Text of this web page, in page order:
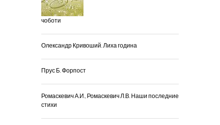
чоботи
Олександр Кривоший. Лиха година
Прус Б. Форпост
Ромаскевич А.И., Ромаскевич Л.В. Наши последние
стихи